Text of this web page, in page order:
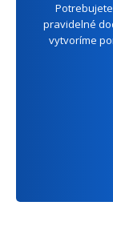
pravidelné
vytvoríme